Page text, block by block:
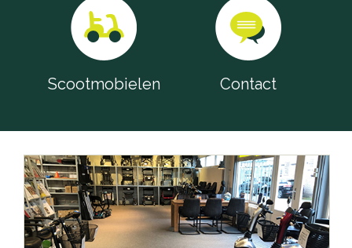
Scootmobielen Contact